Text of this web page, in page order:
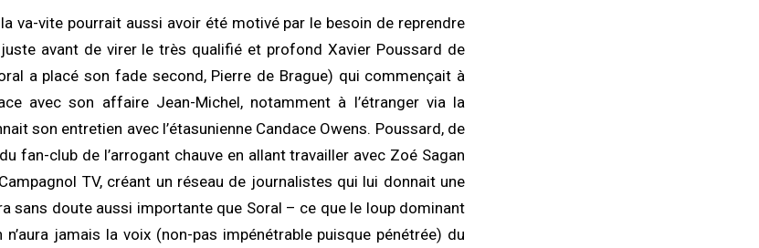
va-vite pourrait aussi avoir été motivé par le besoin de reprendre
avant de virer le très qualifié et profond Xavier Poussard de
a placé son fade second, Pierre de Brague) qui commençait à
avec son affaire Jean-Michel, notamment à l’étranger via la
son entretien avec l’étasunienne Candace Owens. Poussard, de
fan-club de l’arrogant chauve en allant travailler avec Zoé Sagan
TV, créant un réseau de journalistes qui lui donnait une
sans doute aussi importante que Soral – ce que le loup dominant
n’aura jamais la voix (non-pas impénétrable puisque pénétrée) du